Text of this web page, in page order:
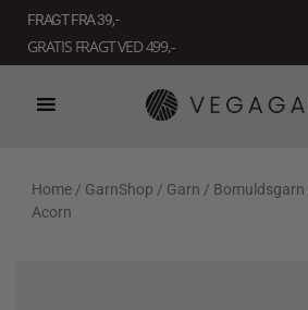
indholdet
FRAGT FRA 39, -
GRATIS FRAGT VED 499,-
Home / GarnShop / Garn / Bomuldsgarn
Acorn